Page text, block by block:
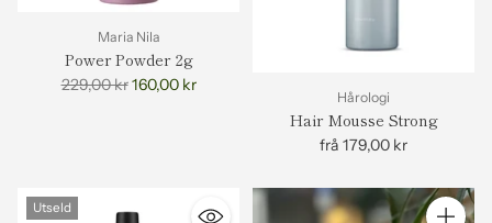
Maria Nila
Power Powder 2g
Vanleg
229,00 kr160,00 kr
Hårologi
Hair Mousse Strong
frå 179,00 kr
Utseld